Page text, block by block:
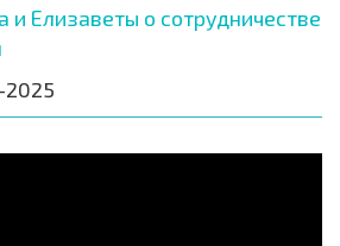
Елизаветы о сотрудничестве
2025